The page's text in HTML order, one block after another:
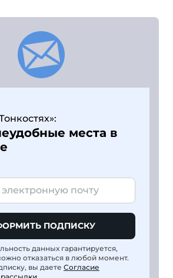
места в
ПОДПИСКУ
данных гарантируется,
отказаться в любой момент.
вы даете Согласие